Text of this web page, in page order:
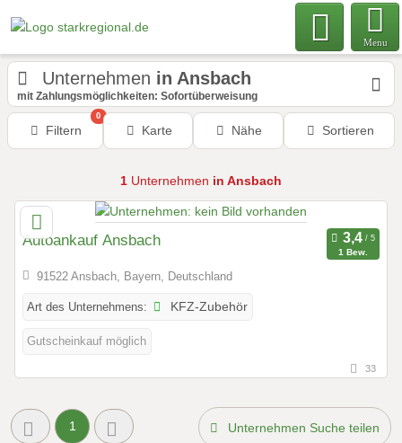
Menu
Unternehmen in Ansbach
mit Zahlungsmöglichkeiten: Sofortüberweisung
Filtern
0
Karte Nähe Sortieren
1 Unternehmen in Ansbach
Autoankauf Ansbach
1 Bew.
91522 Ansbach, Bayern, Deutschland
Art des Unternehmens: KFZ-Zubehör
Gutscheinkauf möglich
33
1 Unternehmen Suche teilen